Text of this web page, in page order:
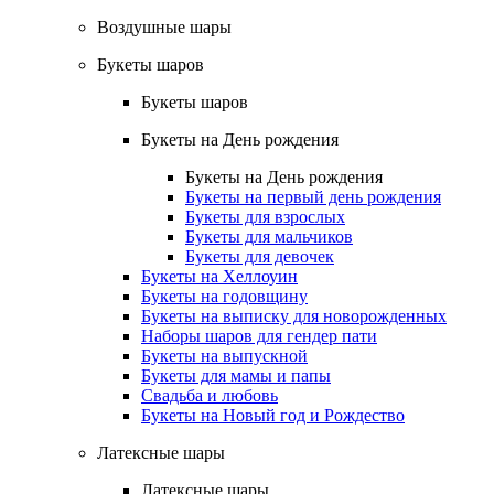
Воздушные шары
Букеты шаров
Букеты шаров
Букеты на День рождения
Букеты на День рождения
Букеты на первый день рождения
Букеты для взрослых
Букеты для мальчиков
Букеты для девочек
Букеты на Хеллоуин
Букеты на годовщину
Букеты на выписку для новорожденных
Наборы шаров для гендер пати
Букеты на выпускной
Букеты для мамы и папы
Свадьба и любовь
Букеты на Новый год и Рождество
Латексные шары
Латексные шары